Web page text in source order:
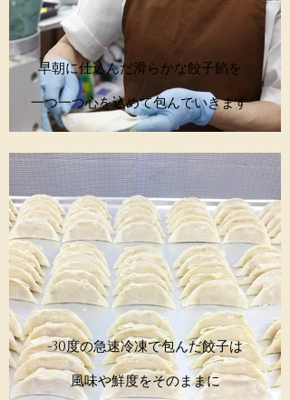
早朝に仕込んだ滑らかな餃子餡を
​一つ一つ心を込めて包んでいきます
-30度の急速冷凍で包んだ餃子は
​風味や鮮度をそのままに